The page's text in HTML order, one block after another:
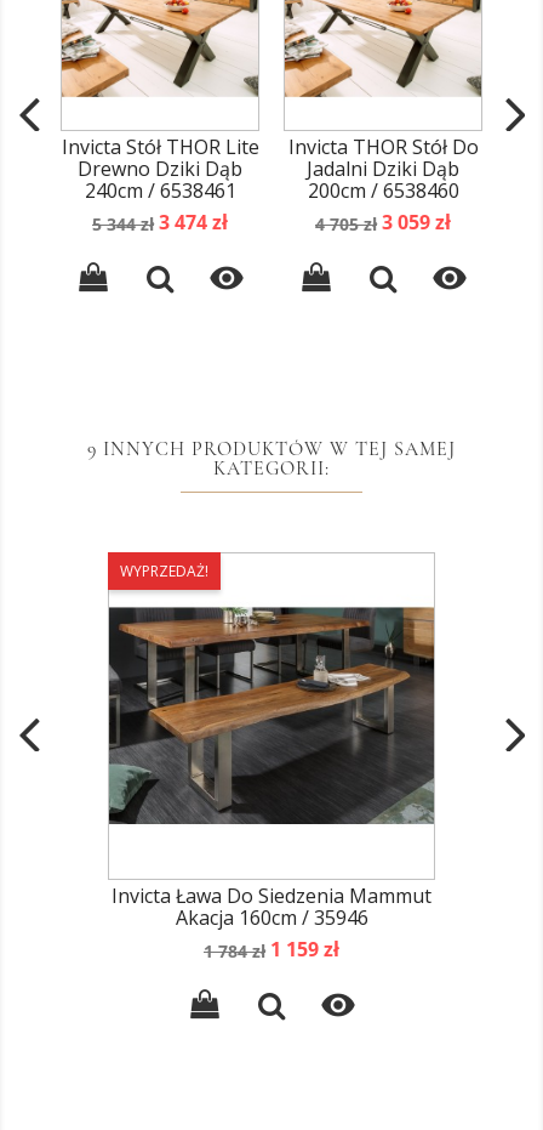
Invicta Stół THOR Lite
Drewno Dziki Dąb
240cm / 6538461
Cena
5 344 zł Cena
3 474 zł

Invicta THOR Stół Do
Jadalni Dziki Dąb
200cm / 6538460
Cena
4 705 zł Cena
3 059 zł

9 INNYCH PRODUKTÓW W TEJ SAMEJ
KATEGORII:
WYPRZEDAŻ!
Invicta Ława Do Siedzenia Mammut
Akacja 160cm / 35946
Cena
1 784 zł Cena
1 159 zł
